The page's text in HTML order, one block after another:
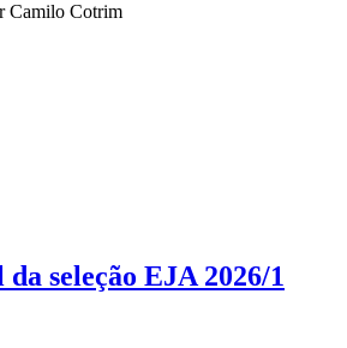
Camilo Cotrim
seleção EJA 2026/1